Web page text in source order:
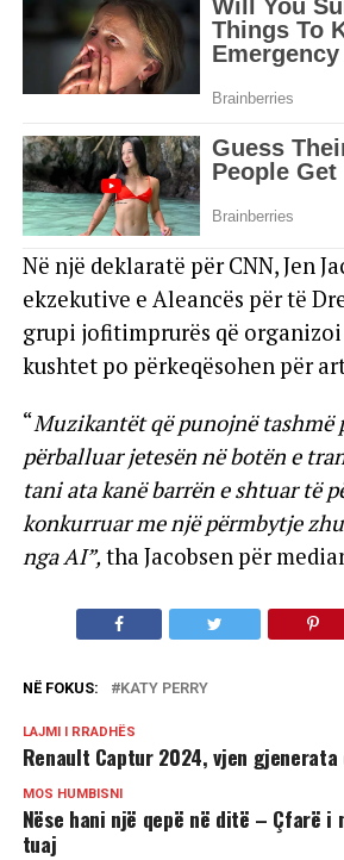
Në një deklaratë për CNN, Jen
ekzekutive e Aleancës për të
grupi jofitimprurës që organizoi
kushtet po përkeqësohen për
“Muzikantët që punojnë tashmë
përballuar jetesën në botën e
tani ata kanë barrën e shtuar të
konkurruar me një përmbytje
nga AI”, tha Jacobsen për
NË FOKUS: KATY PERRY
LAJMI I RRADHËS
Renault Captur 2024, vjen gjenerata
MOS HUMBISNI
Nëse hani një qepë në ditë – Çfarë i
tuaj